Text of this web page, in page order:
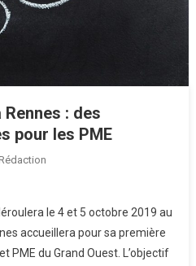
Rennes : des
pour les PME
le 4 et 5 octobre 2019 au
accueillera pour sa première
PME du Grand Ouest. L’objectif